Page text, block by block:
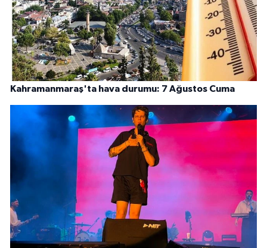
Kahramanmaraş'ta hava durumu: 7 Ağustos Cuma